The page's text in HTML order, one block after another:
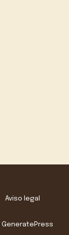
Aviso legal
GeneratePress